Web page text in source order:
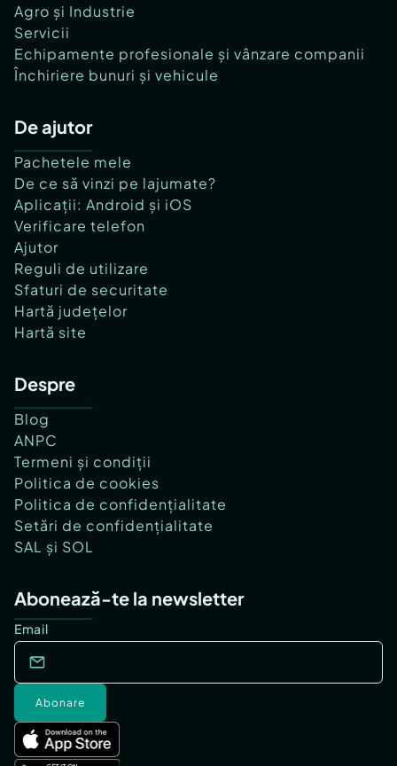
Agro și Industrie
Servicii
Echipamente profesionale și vânzare companii
Închiriere bunuri și vehicule
De ajutor
Pachetele mele
De ce să vinzi pe lajumate?
Aplicații: Android și iOS
Verificare telefon
Ajutor
Reguli de utilizare
Sfaturi de securitate
Hartă județelor
Hartă site
Despre
Blog
ANPC
Termeni și condiții
Politica de cookies
Politica de confidențialitate
Setări de confidențialitate
SAL și SOL
Abonează-te la newsletter
Email
Abonare